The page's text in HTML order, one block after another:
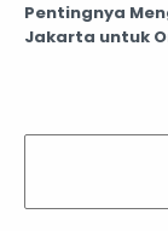
Pentingnya
Jakarta untuk